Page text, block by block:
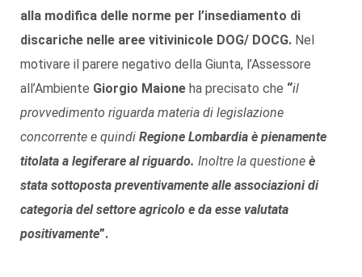
alla modifica delle norme per l’insediamento di
discariche nelle aree vitivinicole DOG/ DOCG. Nel
motivare il parere negativo della Giunta, l’Assessore
all’Ambiente Giorgio Maione ha precisato che “il
provvedimento riguarda materia di legislazione
concorrente e quindi Regione Lombardia è pienamente
titolata a legiferare al riguardo. Inoltre la questione è
stata sottoposta preventivamente alle associazioni di
categoria del settore agricolo e da esse valutata
positivamente”.